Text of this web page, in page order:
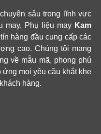
sâu trong lĩnh vực
may, Phụ liệu may Kam
hàng đầu cung cấp các
cao. Chúng tôi mang
về mẫu mã, phong phú
mọi yêu cầu khắt khe
hàng.